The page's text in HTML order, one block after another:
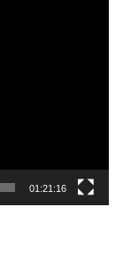
01:21:16